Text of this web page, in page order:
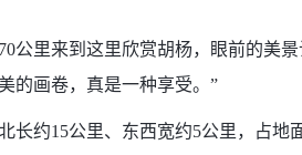
里来到这里欣赏胡杨，眼前的美景
的画卷，真是一种享受。”
约15公里、东西宽约5公里，占地